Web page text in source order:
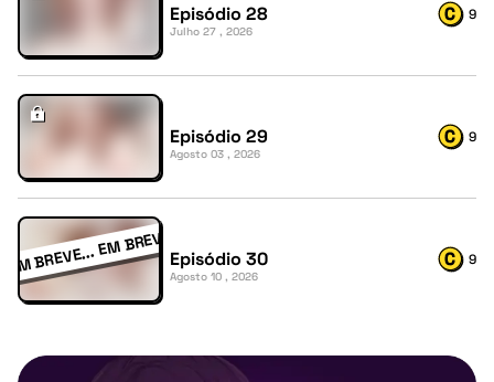
Episódio 28
Julho 27 , 2026
9
Episódio 29
Agosto 03 , 2026
9
Episódio 30
Agosto 10 , 2026
9